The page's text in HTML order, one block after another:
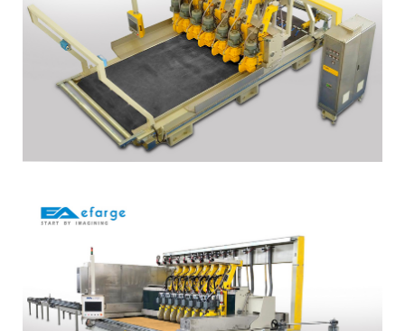
PLAKA TRİMİNG EBATLAMA
HATTI (PEH01)
STRIP EBATLAMA HATTI (SEH
01)